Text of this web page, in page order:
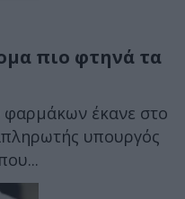
πιο φτηνά τα
φαρμάκων έκανε στο
υπουργός